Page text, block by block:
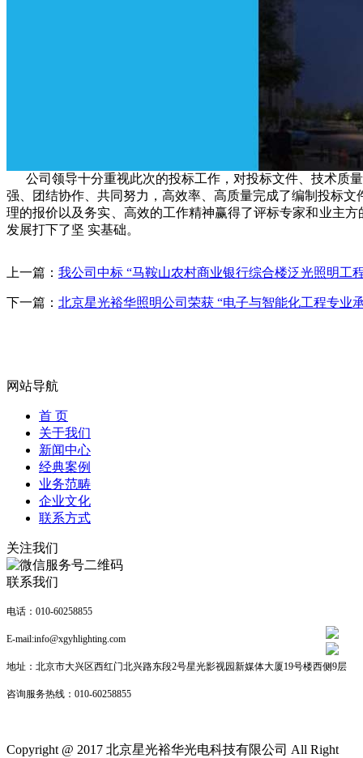
公司领导十分重视此次的投标工作，对投标文件、技术质
强、团结协作、共同努力，高效率、高质量完成了编制投标
理的报价以及务实、高效的工作精神赢得了评标专家和业主
发展打下了坚 实基础。
上一篇： 我公司中标 “马鞍山农村商业银行综合楼泛光照明工
下一篇： 北京星光裕华照明公司荣获 “电子与智能化工程专业
网站导航
首 页
关于我们
新闻中心
经典案例
业务范畴
企业文化
联系方式
关注我们
联系我们
电话：010-60258855
E-mail:info@xgyhlighting.com
地址：北京市大兴区西红门北兴路东段2号星光影视园新媒体大厦19号楼西侧9层
咨询服务热线： 010-60258855
Copyright @ 2017 北京星光裕华光电科技有限公司 All Right